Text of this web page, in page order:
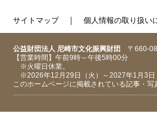
サイトマップ｜ 個人情報の取り扱い
公益財団法人 尼崎市文化振興財団 〒660-
【営業時間】午前9時～午後5時00分
※火曜日休業。
※2026年12月29日（火）～2027年1月3日
このホームページに掲載されている記事・